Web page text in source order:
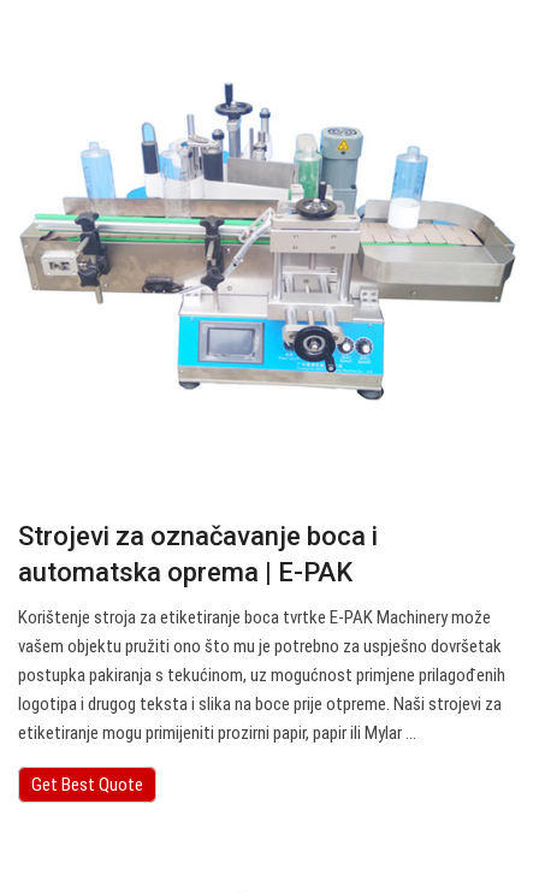
Strojevi za označavanje boca i
automatska oprema | E-PAK
Korištenje stroja za etiketiranje boca tvrtke E-PAK Machinery može
vašem objektu pružiti ono što mu je potrebno za uspješno dovršetak
postupka pakiranja s tekućinom, uz mogućnost primjene prilagođenih
logotipa i drugog teksta i slika na boce prije otpreme. Naši strojevi za
etiketiranje mogu primijeniti prozirni papir, papir ili Mylar ...
Get Best Quote